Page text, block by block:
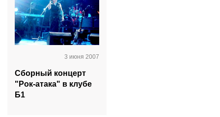
3 июня 2007
Сборный концерт
"Рок-атака" в клубе
Б1